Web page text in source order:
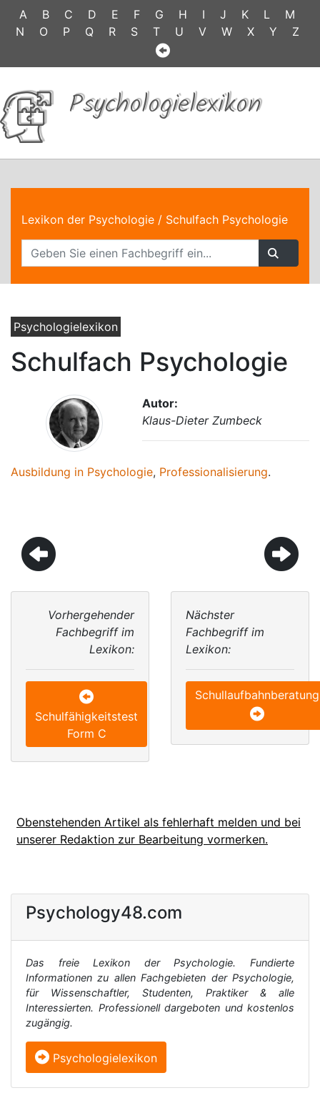
A B C D E F G H I J K L
M
N
O P Q R S T U V W X Y Z
Psychologielexikon
Lexikon der Psychologie / Schulfach Psychologie
Psychologielexikon
Schulfach Psychologie
Autor:
Klaus-Dieter Zumbeck
Ausbildung in Psychologie, Professionalisierung.
Vorhergehender
Fachbegriff im
Lexikon:
Schulfähigkeitstest
Form C
Nächster
Fachbegriff im
Lexikon:
Schullaufbahnberatung
Obenstehenden Artikel als fehlerhaft melden und bei
unserer Redaktion zur Bearbeitung vormerken.
Psychology48.com
Das freie Lexikon der Psychologie. Fundierte
Informationen zu allen Fachgebieten der Psychologie,
für Wissenschaftler, Studenten, Praktiker & alle
Interessierten. Professionell dargeboten und kostenlos
zugängig.
Psychologielexikon